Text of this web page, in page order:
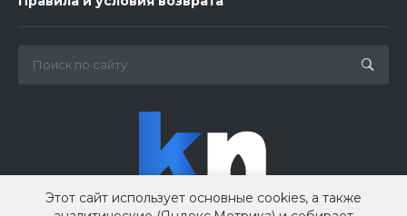
Этот сайт использует основные cookies, а также